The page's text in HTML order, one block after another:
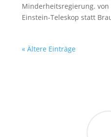
Minderheitsregierung.
Einstein-Teleskop statt
« Ältere Einträge